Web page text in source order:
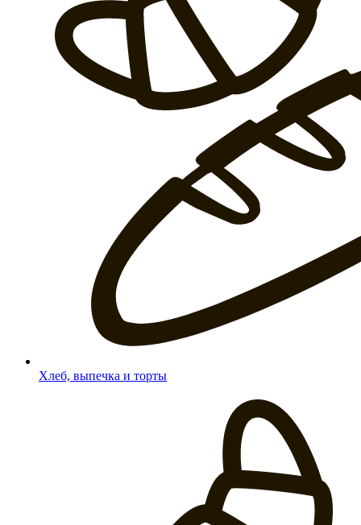
Хлеб, выпечка и торты